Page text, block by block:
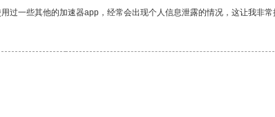
一些其他的加速器app，经常会出现个人信息泄露的情况，这让我非常